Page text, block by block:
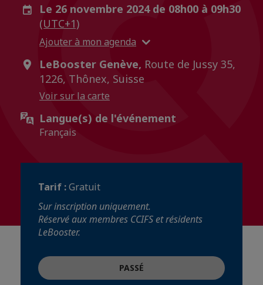
Le 26 novembre 2024 de 08h00 à 09h30
(UTC+1)
Ajouter à mon agenda
LeBooster Genève, Route de Jussy 35,
1226, Thônex, Suisse
Voir sur la carte
Langue(s) de l'événement
Français
Tarif :Gratuit
Sur inscription uniquement.
Réservé aux membres CCIFS et résidents
LeBooster.
PASSÉ